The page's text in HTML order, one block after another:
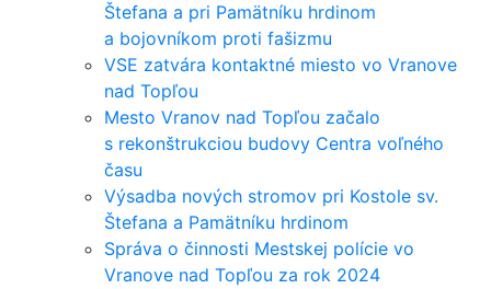
Štefana a pri Pamätníku hrdinom
a bojovníkom proti fašizmu
VSE zatvára kontaktné miesto vo Vranove
nad Topľou
Mesto Vranov nad Topľou začalo
s rekonštrukciou budovy Centra voľného
času
Výsadba nových stromov pri Kostole sv.
Štefana a Pamätníku hrdinom
Správa o činnosti Mestskej polície vo
Vranove nad Topľou za rok 2024